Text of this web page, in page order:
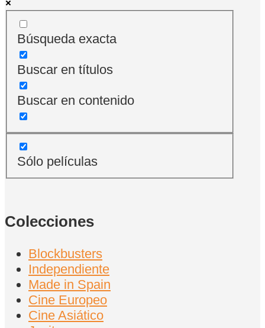
Búsqueda exacta
Buscar en títulos
Buscar en contenido
Sólo películas
Colecciones
Blockbusters
Independiente
Made in Spain
Cine Europeo
Cine Asiático